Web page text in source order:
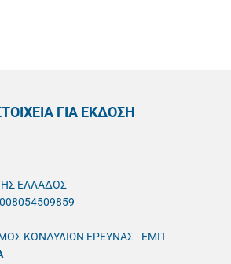
ΓΙΑ ΕΚΔΟΣΗ
ΕΛΛΑΔΟΣ
ΚΟΝΔΥΛΙΩΝ ΕΡΕΥΝΑΣ - ΕΜΠ